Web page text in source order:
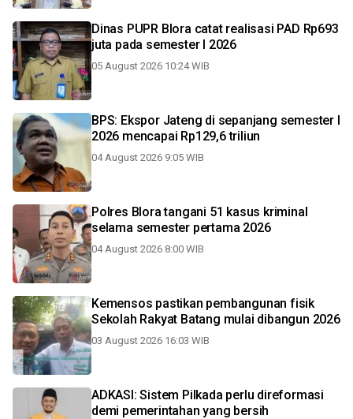
Dinas PUPR Blora catat realisasi PAD Rp693
juta pada semester I 2026
05 August 2026 10:24 WIB
BPS: Ekspor Jateng di sepanjang semester I
2026 mencapai Rp129,6 triliun
04 August 2026 9:05 WIB
Polres Blora tangani 51 kasus kriminal
selama semester pertama 2026
04 August 2026 8:00 WIB
Kemensos pastikan pembangunan fisik
Sekolah Rakyat Batang mulai dibangun 2026
03 August 2026 16:03 WIB
ADKASI: Sistem Pilkada perlu direformasi
demi pemerintahan yang bersih